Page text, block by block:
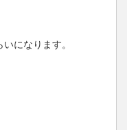
になります。